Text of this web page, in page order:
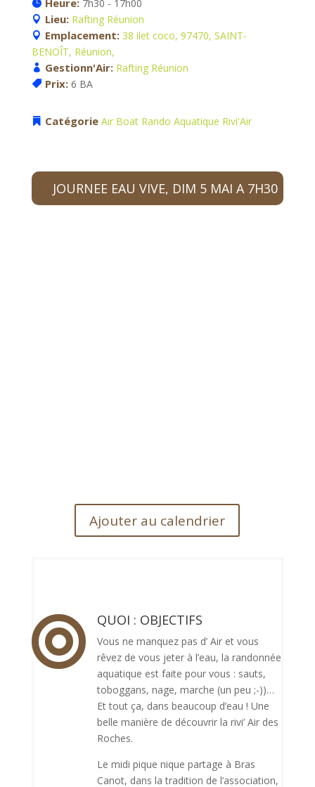
Heure: 7h30 - 17h00
Lieu: Rafting Réunion
Emplacement: 38 ilet coco, 97470, SAINT-
BENOÎT, Réunion,
Gestionn'Air: Rafting Réunion
Prix: 6 BA
Catégorie Air Boat Rando Aquatique Rivi'Air
JOURNEE EAU VIVE, DIM 5 MAI A 7H30
Ajouter au calendrier
 QUOI : OBJECTIFS
Vous ne manquez pas d’ Air et vous
rêvez de vous jeter à l’eau, la randonnée
aquatique est faite pour vous : sauts,
toboggans, nage, marche (un peu ;-))…
Et tout ça, dans beaucoup d’eau ! Une
belle manière de découvrir la rivi’ Air des
Roches.
Le midi pique nique partage à Bras
Canot, dans la tradition de l’association,